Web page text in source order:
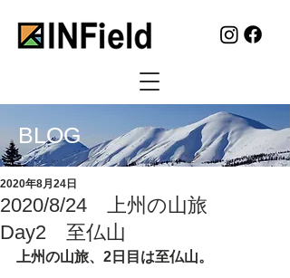
BLOG
2020/8/24 上州の山旅
Day2 至仏山
2020年8月24日
上州の山旅、2日目は至仏山。